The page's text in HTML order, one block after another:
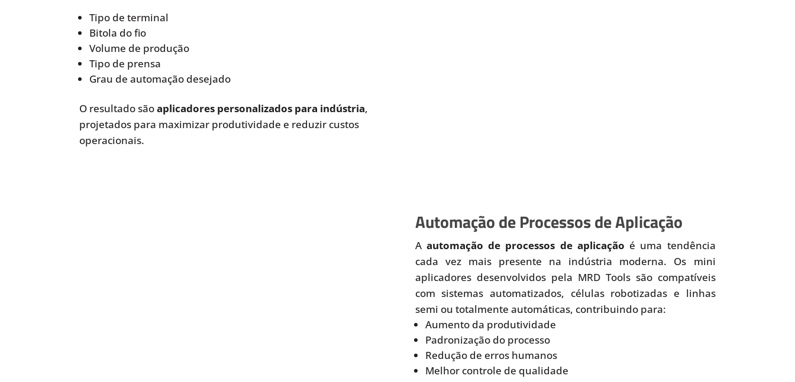
Tipo de terminal
Bitola do fio
Volume de produção
Tipo de prensa
Grau de automação desejado
O resultado sãoaplicadores personalizados para indústria,
projetados para maximizar produtividade e reduzir custos
operacionais.
Automação de Processos de Aplicação
A automação de processos de aplicação é uma tendência
cada vez mais presente na indústria moderna. Os mini
aplicadores desenvolvidos pela MRD Tools são compatíveis
com sistemas automatizados, células robotizadas e linhas
semi ou totalmente automáticas, contribuindo para:
Aumento da produtividade
Padronização do processo
Redução de erros humanos
Melhor controle de qualidade